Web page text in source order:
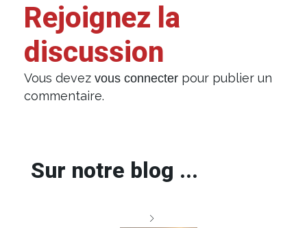
Rejoignez la
discussion
Vous devez vous connecter pour publier un
commentaire.
Sur notre blog ...